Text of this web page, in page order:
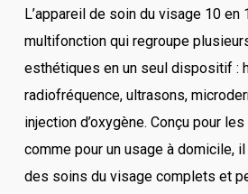
L’appareil de soin du visage 10 en
multifonction qui regroupe
esthétiques en un seul dispositif :
radiofréquence, ultrasons,
injection d’oxygène. Conçu pour
comme pour un usage à domicile,
des soins du visage complets et